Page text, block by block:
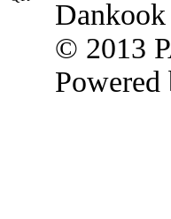
© 2013
Powered